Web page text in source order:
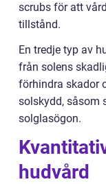
scrubs för att
tillstånd.
En tredje typ av
från solens
förhindra skador
solskydd, såsom
solglasögon.
hudvård